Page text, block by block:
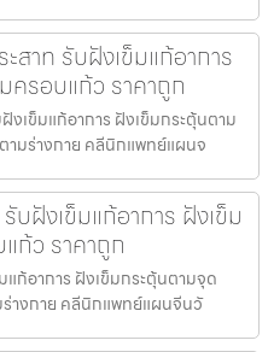
าท รับฝังเข็มแก้อาการ
ครอบแก้ว ราคาถูก
เข็มแก้อาการ ฝังเข็มกระตุ้นตาม
ามร่างกาย คลีนิกแพทย์แผนจ
ฝังเข็มแก้อาการ ฝังเข็ม
ก้ว ราคาถูก
ก้อาการ ฝังเข็มกระตุ้นตามจุด
ร่างกาย คลีนิกแพทย์แผนจีนวั